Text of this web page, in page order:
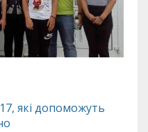
які допоможуть